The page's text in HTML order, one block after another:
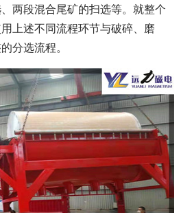
两段混合尾矿的扫选等。就整个
上述不同流程环节与破碎、磨
分选流程。